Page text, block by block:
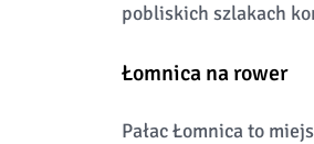
pobliskich szlakach
Łomnica na rower
Pałac Łomnica to